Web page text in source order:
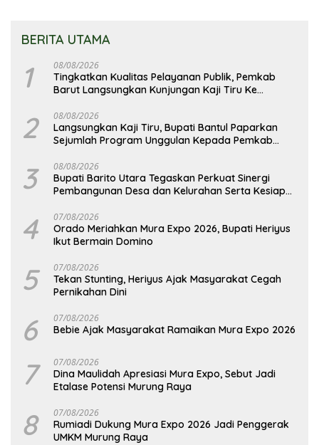
BERITA UTAMA
1 08/08/2026
Tingkatkan Kualitas Pelayanan Publik, Pemkab
Barut Langsungkan Kunjungan Kaji Tiru Ke
2 08/08/2026
Langsungkan Kaji Tiru, Bupati Bantul Paparkan
Sejumlah Program Unggulan Kepada Pemkab
3 08/08/2026
Bupati Barito Utara Tegaskan Perkuat Sinergi
Pembangunan Desa dan Kelurahan Serta Kesiapan
4 07/08/2026
Orado Meriahkan Mura Expo 2026, Bupati Heriyus
Ikut Bermain Domino
5 07/08/2026
Tekan Stunting, Heriyus Ajak Masyarakat Cegah
Pernikahan Dini
6 07/08/2026
Bebie Ajak Masyarakat Ramaikan Mura Expo 2026
7 07/08/2026
Dina Maulidah Apresiasi Mura Expo, Sebut Jadi
Etalase Potensi Murung Raya
8 07/08/2026
Rumiadi Dukung Mura Expo 2026 Jadi Penggerak
UMKM Murung Raya